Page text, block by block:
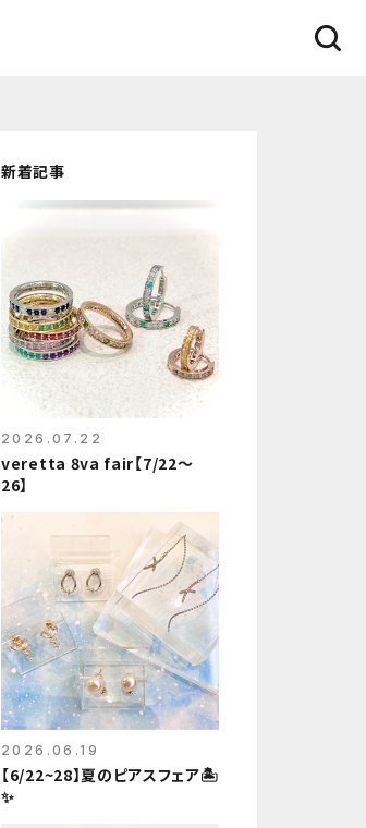
新着記事
2026.07.22
veretta 8va fair【7/22〜
26】
2026.06.19
【6/22~28】夏のピアスフェア🏝️
✨